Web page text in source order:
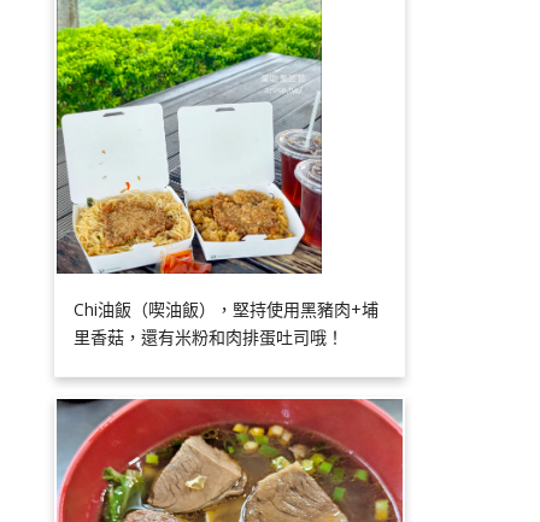
Chi油飯（喫油飯），堅持使用黑豬肉+埔
里香菇，還有米粉和肉排蛋吐司哦！